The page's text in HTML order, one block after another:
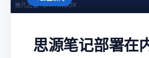
思源笔记部署在